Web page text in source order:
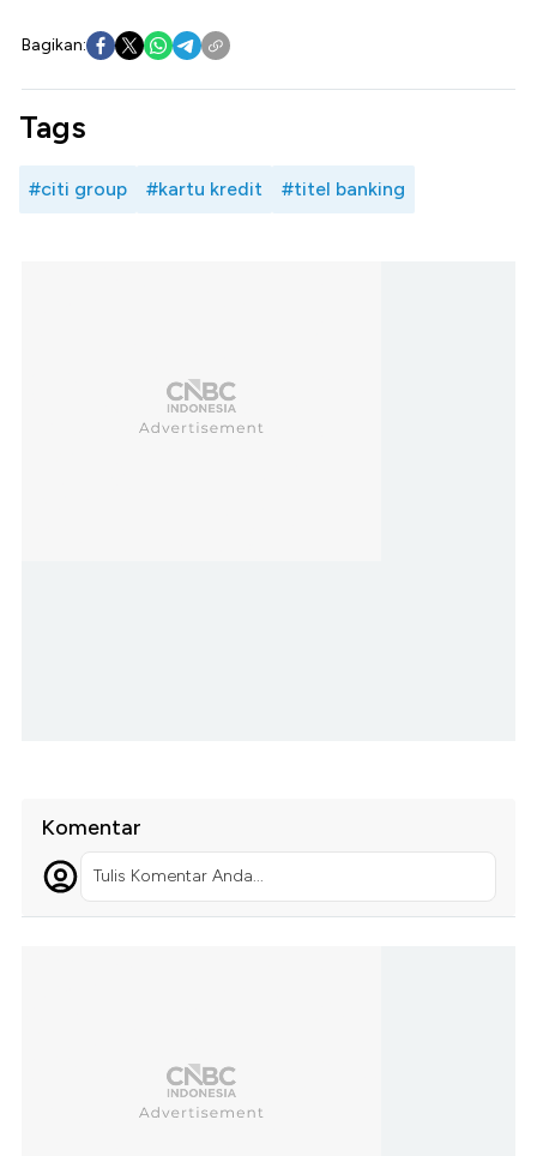
Bagikan:
Tags
#citi group #kartu kredit #titel banking
Komentar
Tulis Komentar Anda...